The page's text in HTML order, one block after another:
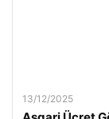
13/12/2025